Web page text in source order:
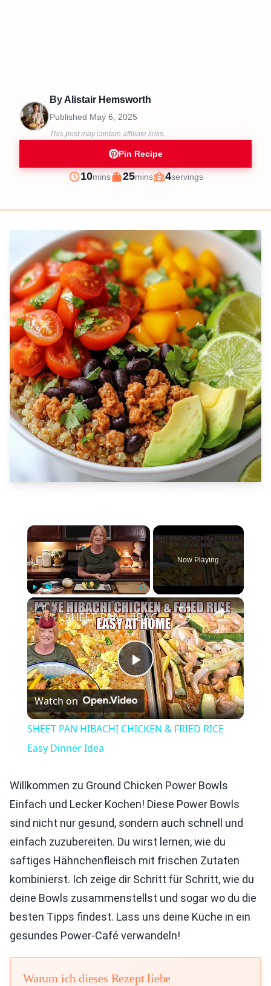
ByAlistair Hemsworth
Published May 6, 2025
This post may contain affiliate links.
Pin Recipe
Prep
10minutes
mins
Cook
25minutes
mins
Servings
4servings
×
Play Unmute Fullscreen
Now Playing
×
Play
Video
SHEET PAN HIBACHI CHICKEN & FRIED RICE Easy Dinner Idea
Watch on
SHEET PAN HIBACHI CHICKEN & FRIED RICE
Easy Dinner Idea
Willkommen zu Ground Chicken Power Bowls
Einfach und Lecker Kochen! Diese Power Bowls
sind nicht nur gesund, sondern auch schnell und
einfach zuzubereiten. Du wirst lernen, wie du
saftiges Hähnchenfleisch mit frischen Zutaten
kombinierst. Ich zeige dir Schritt für Schritt, wie du
deine Bowls zusammenstellst und sogar wo du die
besten Tipps findest. Lass uns deine Küche in ein
gesundes Power-Café verwandeln!
Warum ich dieses Rezept liebe